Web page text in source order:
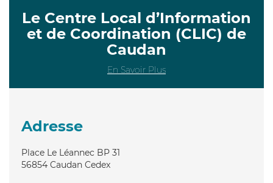
Le Centre Local d’Information
et de Coordination (CLIC) de
Caudan
En Savoir Plus
Adresse
Place Le Léannec BP 31
56854 Caudan Cedex